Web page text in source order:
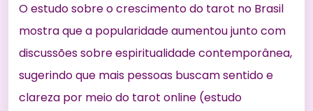
O estudo sobre o crescimento do tarot no Brasil
mostra que a popularidade aumentou junto com
discussões sobre espiritualidade contemporânea,
sugerindo que mais pessoas buscam sentido e
clareza por meio do tarot online (estudo